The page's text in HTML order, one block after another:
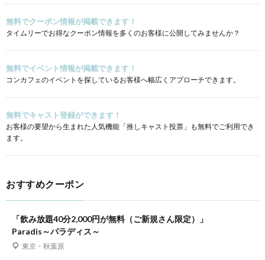
無料でクーポン情報が掲載できます！
タイムリーでお得なクーポン情報を多くのお客様に公開してみませんか？
無料でイベント情報が掲載できます！
コンカフェのイベントを探しているお客様へ幅広くアプローチできます。
無料でキャスト登録ができます！
お客様の要望から生まれた人気機能「推しキャスト投票」も無料でご利用でき
ます。
おすすめクーポン
「飲み放題40分2,000円が無料（ご新規さん限定）」
Paradis～パラディス～
東京・秋葉原